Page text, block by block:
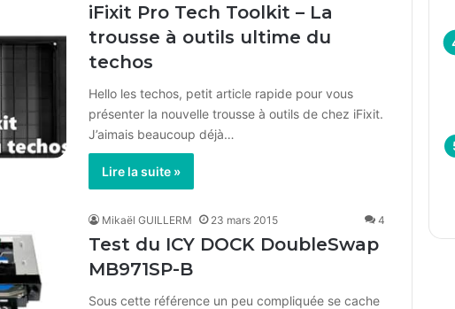
iFixit Pro Tech Toolkit – La
trousse à outils ultime du
techos
Hello les techos, petit article rapide pour vous
présenter la nouvelle trousse à outils de chez iFixit.
J’aimais beaucoup déjà…
Lire la suite »
Mikaël GUILLERM 23 mars 2015 4
Test du ICY DOCK DoubleSwap
MB971SP-B
Sous cette référence un peu compliquée se cache